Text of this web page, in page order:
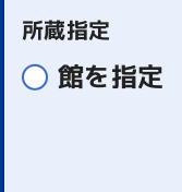
所蔵指定
館を指定